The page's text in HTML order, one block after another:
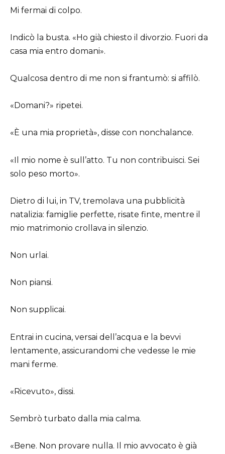
Mi fermai di colpo.
Indicò la busta. «Ho già chiesto il divorzio. Fuori da
casa mia entro domani».
Qualcosa dentro di me non si frantumò: si affilò.
«Domani?» ripetei.
«È una mia proprietà», disse con nonchalance.
«Il mio nome è sull’atto. Tu non contribuisci. Sei
solo peso morto».
Dietro di lui, in TV, tremolava una pubblicità
natalizia: famiglie perfette, risate finte, mentre il
mio matrimonio crollava in silenzio.
Non urlai.
Non piansi.
Non supplicai.
Entrai in cucina, versai dell’acqua e la bevvi
lentamente, assicurandomi che vedesse le mie
mani ferme.
«Ricevuto», dissi.
Sembrò turbato dalla mia calma.
«Bene. Non provare nulla. Il mio avvocato è già